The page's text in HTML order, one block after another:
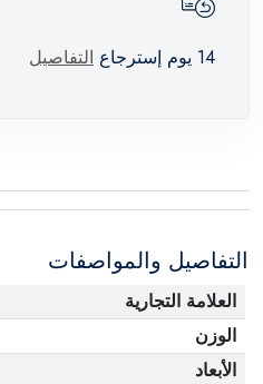
14 يوم إسترجاع التفاصيل
التفاصيل والمواصفات
العلامة التجارية
الوزن
الأبعاد